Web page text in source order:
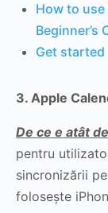
How to
Beginner’s
Get
3. Apple
De ce e atât
pentru
sincronizării
folosește